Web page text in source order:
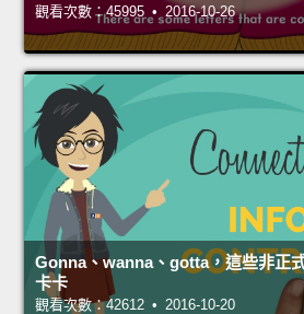
觀看次數：45995 • 2016-10-26
Gonna、wanna、gotta，這些非正
卡卡
觀看次數：42612 • 2016-10-20